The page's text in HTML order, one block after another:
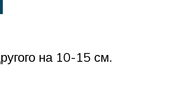
на 10-15 см.